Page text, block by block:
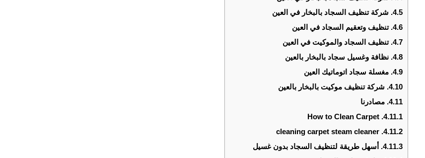
4.5. شركة تنظيف السجاد بالبخار في العين
4.6. تنظيف وتعقيم السجاد في العين
4.7. تنظيف السجاد والموكيت في العين
4.8. نظافة وغسيل سجاد بالبخار بالعين
4.9. مغسلة سجاد اتوماتيك العين
4.10. شركة تنظيف موكيت بالبخار بالعين
4.11. مصادرنا
4.11.1.
4.11.2.
4.11.3.
أسهل طريقة لتنظيف السجاد بدون غسيل